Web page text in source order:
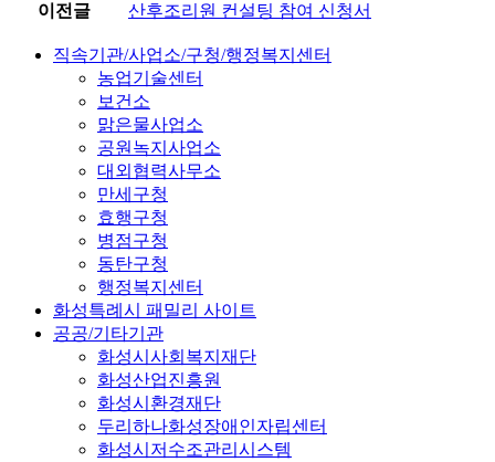
이전글
산후조리원 컨설팅 참여 신청서
직속기관/사업소/구청/행정복지센터
농업기술센터
보건소
맑은물사업소
공원녹지사업소
대외협력사무소
만세구청
효행구청
병점구청
동탄구청
행정복지센터
화성특례시 패밀리 사이트
공공/기타기관
화성시사회복지재단
화성산업진흥원
화성시환경재단
두리하나화성장애인자립센터
화성시저수조관리시스템